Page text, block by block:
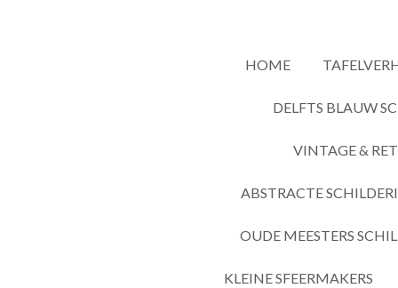
HOME
DELFTS BLAUW
VINTAGE &
ABSTRACTE
OUDE MEESTERS
KLEINE SFEERMAKERS